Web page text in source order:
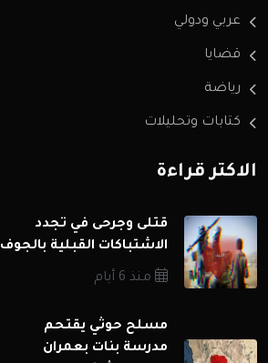
عربي ودولي
قضايا
رياضة
كتابات وتحليلات
الاكثر قراءة
قتلى وجرحى في تجدد
الاشتباكات القبلية بالجوف
منذ 6 أيام
مسلح حوثي يقتحم
مدرسة بنات بعمران